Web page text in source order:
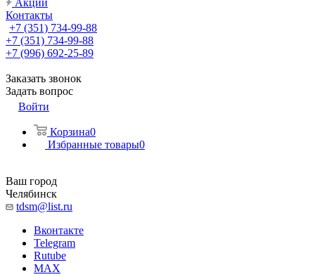
Акции
Контакты
+7 (351) 734-99-88
+7 (351) 734-99-88
+7 (996) 692-25-89
Заказать звонок
Задать вопрос
Войти
Корзина0
Избранные товары0
Ваш город
Челябинск
tdsm@list.ru
Вконтакте
Telegram
Rutube
MAX